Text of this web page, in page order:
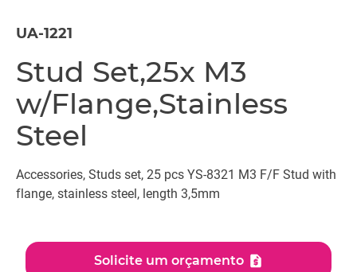
UA-1221
Stud Set,25x M3
w/Flange,Stainless
Steel
Accessories, Studs set, 25 pcs YS-8321 M3 F/F Stud with
flange, stainless steel, length 3,5mm
Solicite um orçamento